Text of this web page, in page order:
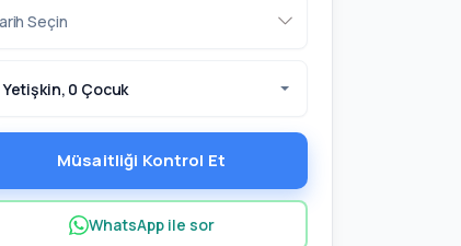
Yetişkin, 0 Çocuk
Müsaitliği Kontrol Et
WhatsApp ile sor